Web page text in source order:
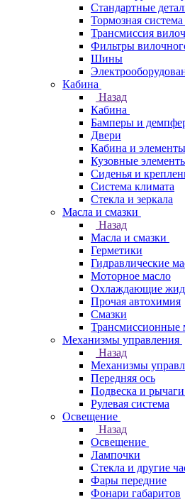
Стандартные
Тормозная
Трансмиссия
Фильтры
Шины
Кабина
Назад
Кабина
Бамперы и
Двери
Кабина и элементы
Кузовные
Сиденья и
Система климата
Стекла и зеркала
Масла и смазки
Назад
Масла и смазки
Герметики
Гидравлические
Моторное масло
Охлаждающие
Прочая автохимия
Смазки
Трансмиссионные
Механизмы управления
Назад
Механизмы
Передняя ось
Подвеска и рычаги
Рулевая система
Освещение
Назад
Освещение
Лампочки
Стекла и другие
Фары передние
Фонари габаритов